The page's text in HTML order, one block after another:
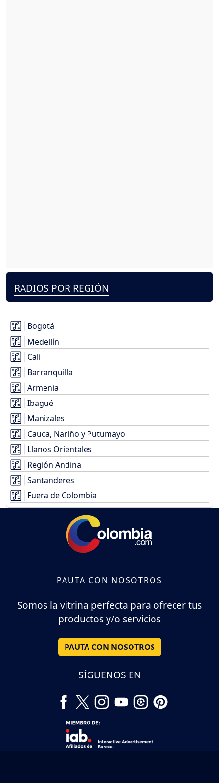
RADIOS POR REGIÓN
Bogotá
Medellín
Cali
Barranquilla
Armenia
Ibagué
Manizales
Cauca, Nariño y Putumayo
Llanos Orientales
Región Andina
Santanderes
Fuera de Colombia
PAUTA CON NOSOTROS
Somos la vitrina perfecta para ofrecer tus
productos y/o servicios
PAUTA CON NOSOTROS
SÍGUENOS EN